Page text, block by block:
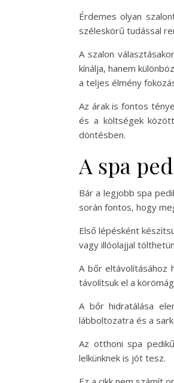
Érdemes olyan
széleskörű tudással
A szalon
kínálja, hanem
a teljes élmény
Az árak is fontos
és a költségek
döntésben.
A spa
Bár a legjobb spa
során fontos, hogy
Első lépésként
vagy illóolajjal
A bőr eltávolításához
távolítsuk el a
A bőr hidratálása
lábboltozatra és a
Az otthoni spa
lelkünknek is jót tesz.